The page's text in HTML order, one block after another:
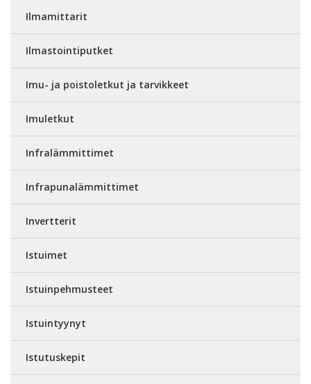
Ilmamittarit
Ilmastointiputket
Imu- ja poistoletkut ja tarvikkeet
Imuletkut
Infralämmittimet
Infrapunalämmittimet
Invertterit
Istuimet
Istuinpehmusteet
Istuintyynyt
Istutuskepit